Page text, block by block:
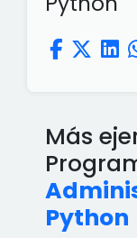
Más
Python